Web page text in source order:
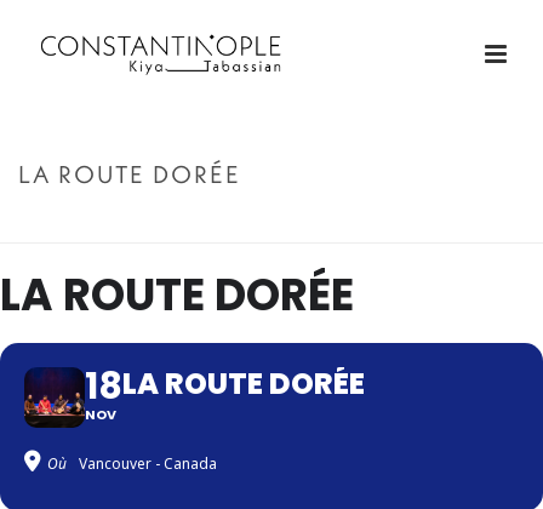
LA ROUTE DORÉE
LA ROUTE DORÉE
18
NOV
LA ROUTE DORÉE
Où Vancouver - Canada